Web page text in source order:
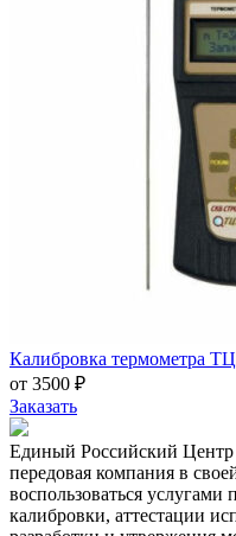
Калибровка термометра
от 3500 ₽
Заказать
Единый Российский
передовая компания в
воспользоваться услугами
калибровки, аттестации